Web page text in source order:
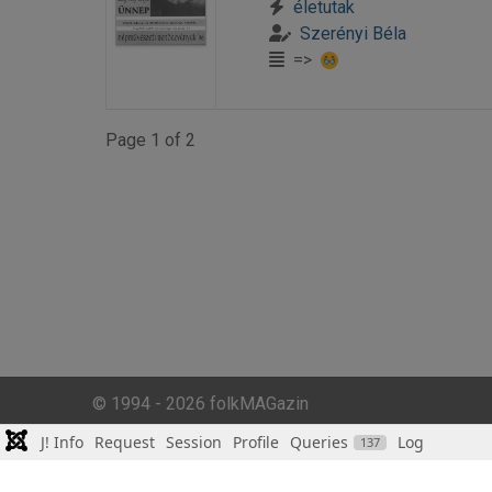
életutak
Szerényi Béla
=>
Page 1 of 2
© 1994 - 2026 folkMAGazin
J! Info Request Session Profile Queries 137 Log